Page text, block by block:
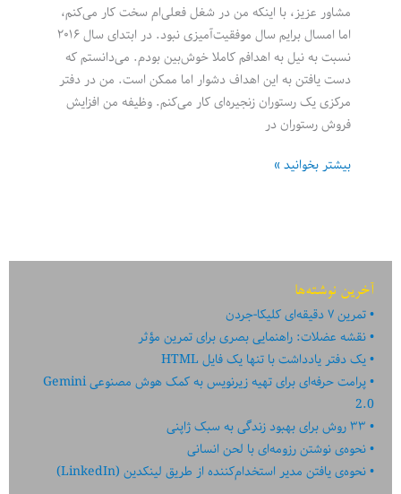
مشاور عزیز، با اینکه من در شغل فعلی‌ام سخت کار می‌کنم،
اما امسال برایم سال موفقیت‌آمیزی نبود. در ابتدای سال ۲۰۱۶
نسبت به نیل به اهدافم کاملا خوش‌بین بودم. می‌دانستم که
دست یافتن به این اهداف دشوار اما ممکن است. من در دفتر
مرکزی یک رستوران زنجیره‌ای کار می‌کنم. وظیفه من افزایش
فروش رستوران در
خستگی
و
عوامل
بیشتر بخوانید »
آخرین نوشته‌ها
تمرین ۷ دقیقه‌ای کلیکا-جردن
نقشه عضلات: راهنمایی بصری برای تمرین مؤثر
یک دفتر یادداشت با تنها یک فایل HTML
پرامت حرفه‌ای برای تهیه زیرنویس به کمک هوش مصنوعی Gemini
2.0
۳۳ روش برای بهبود زندگی به سبک ژاپنی
نحوه‌ی نوشتن رزومه‌ای با لحن انسانی
نحوه‌ی یافتن مدیر استخدام‌کننده از طریق لینکدین (LinkedIn)